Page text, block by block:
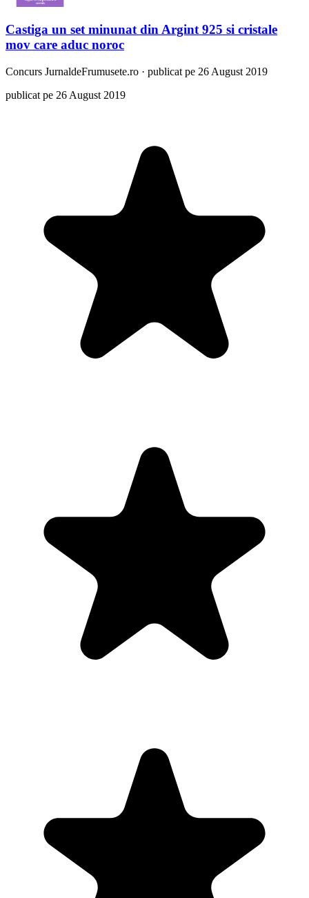
Castiga un set minunat din Argint 925 si cristale
mov care aduc noroc
Concurs JurnaldeFrumusete.ro · publicat pe 26 August 2019
publicat pe 26 August 2019